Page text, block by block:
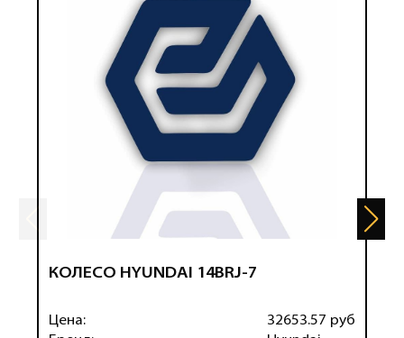
КОЛЕСО HYUNDAI 14BRJ-7
Цена:
32653.57 руб